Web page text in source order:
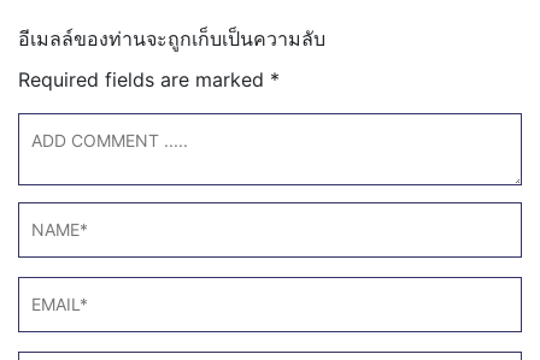
อีเมลล์ของท่านจะถูกเก็บเป็นความลับ
Required fields are marked *